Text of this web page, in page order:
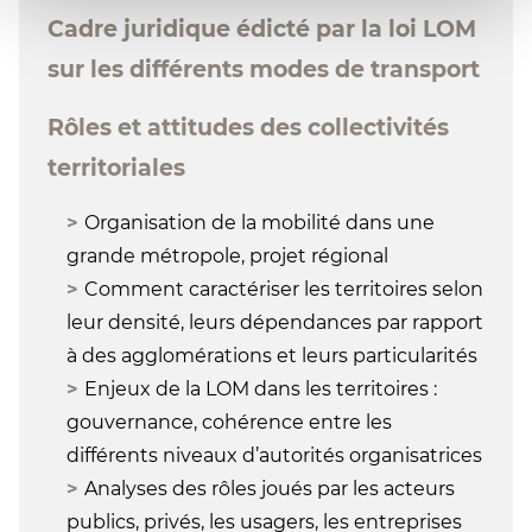
Cadre juridique édicté par la loi LOM
sur les différents modes de transport
Rôles et attitudes des collectivités
territoriales
Organisation de la mobilité dans une
grande métropole, projet régional
Comment caractériser les territoires selon
leur densité, leurs dépendances par rapport
à des agglomérations et leurs particularités
Enjeux de la LOM dans les territoires :
gouvernance, cohérence entre les
différents niveaux d’autorités organisatrices
Analyses des rôles joués par les acteurs
publics, privés, les usagers, les entreprises